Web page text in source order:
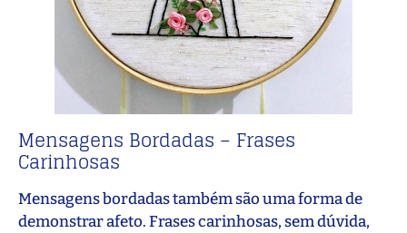
Mensagens Bordadas – Frases
Carinhosas
Mensagens bordadas também são uma forma de
demonstrar afeto. Frases carinhosas, sem dúvida,